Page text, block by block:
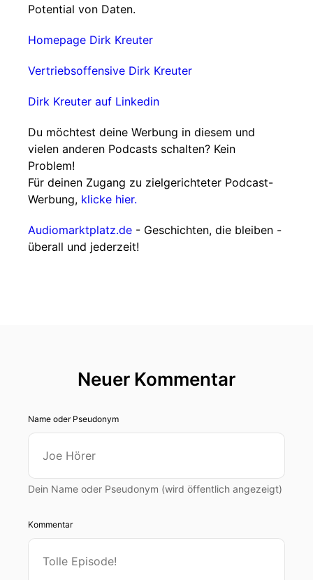
Potential von Daten.
Homepage Dirk Kreuter
Vertriebsoffensive Dirk Kreuter
Dirk Kreuter auf Linkedin
Du möchtest deine Werbung in diesem und
vielen anderen Podcasts schalten? Kein
Problem!
Für deinen Zugang zu zielgerichteter Podcast-
Werbung, klicke hier.
Audiomarktplatz.de - Geschichten, die bleiben -
überall und jederzeit!
Neuer Kommentar
Name oder Pseudonym
Dein Name oder Pseudonym (wird öffentlich angezeigt)
Kommentar